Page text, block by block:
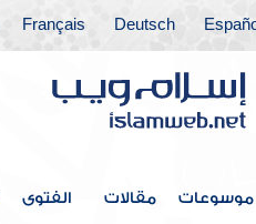
Deutsch
Français
موسوعات مقالات الفتوى
صلاة الخوف
العيدين
الليل وتطوع النهار